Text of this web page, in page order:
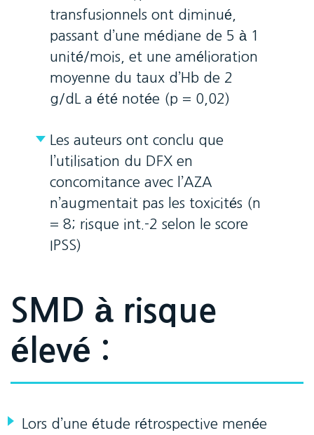
transfusionnels ont diminué,
passant d’une médiane de 5 à 1
unité/mois, et une amélioration
moyenne du taux d’Hb de 2
g/dL a été notée (p = 0,02)
Les auteurs ont conclu que
l’utilisation du DFX en
concomitance avec l’AZA
n’augmentait pas les toxicités (n
= 8; risque int.-2 selon le score
IPSS)
SMD à risque
élevé :
Lors d’une étude rétrospective menée